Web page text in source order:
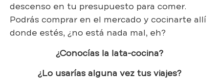
descenso en tu presupuesto para comer.
Podrás comprar en el mercado y cocinarte allí
donde estés, ¿no está nada mal, eh?
¿Conocías la lata-cocina?
¿Lo usarías alguna vez tus viajes?